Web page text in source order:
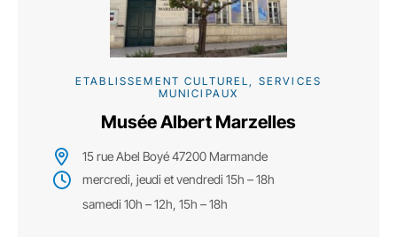
ETABLISSEMENT CULTUREL, SERVICES
MUNICIPAUX
Musée Albert Marzelles
15 rue Abel Boyé 47200 Marmande
mercredi, jeudi et vendredi 15h – 18h
samedi 10h – 12h, 15h – 18h